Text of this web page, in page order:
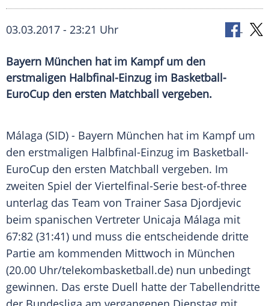
03.03.2017 - 23:21 Uhr
Bayern München hat im Kampf um den
erstmaligen Halbfinal-Einzug im Basketball-
EuroCup den ersten Matchball vergeben.
Málaga (SID) - Bayern München hat im Kampf um
den erstmaligen Halbfinal-Einzug im Basketball-
EuroCup den ersten Matchball vergeben. Im
zweiten Spiel der Viertelfinal-Serie best-of-three
unterlag das Team von Trainer Sasa Djordjevic
beim spanischen Vertreter Unicaja Málaga mit
67:82 (31:41) und muss die entscheidende dritte
Partie am kommenden Mittwoch in München
(20.00 Uhr/telekombasketball.de) nun unbedingt
gewinnen. Das erste Duell hatte der Tabellendritte